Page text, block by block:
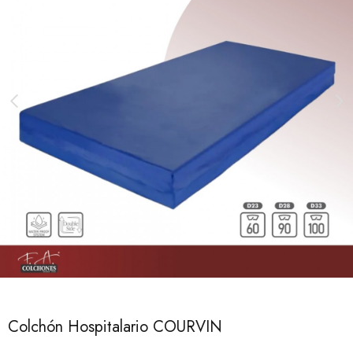
Colchón Hospitalario COURVIN